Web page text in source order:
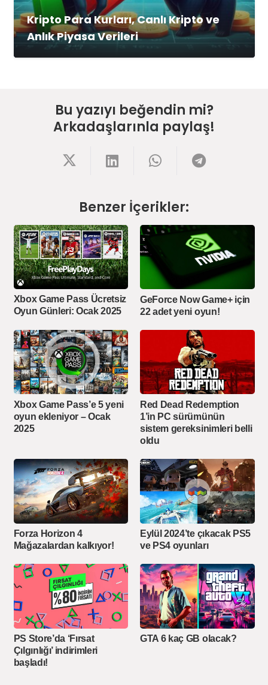
Kripto Para Kurları, Canlı Kripto ve
Anlık Piyasa Verileri
Bu yazıyı beğendin mi?
Arkadaşlarınla paylaş!
Benzer İçerikler:
Xbox Game Pass Ücretsiz
Oyun Günleri: Ocak 2025
GeForce Now Game+ için
22 adet yeni oyun!
Xbox Game Pass’e 5 yeni
oyun ekleniyor – Ocak
2025
Red Dead Redemption
1’in PC sürümünün
sistem gereksinimleri belli
oldu
Forza Horizon 4
Mağazalardan kalkıyor!
Eylül 2024’te çıkacak PS5
ve PS4 oyunları
PS Store’da ‘Fırsat
Çılgınlığı’ indirimleri
başladı!
GTA 6 kaç GB olacak?